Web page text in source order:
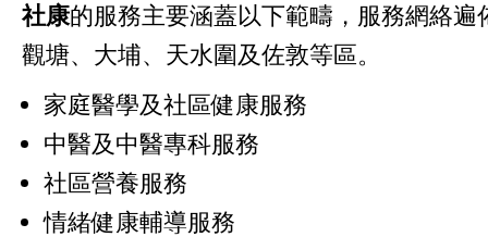
社康的服務主要涵蓋以下範疇，服務網絡遍
觀塘、大埔、天水圍及佐敦等區。
家庭醫學及社區健康服務
中醫及中醫專科服務
社區營養服務
情緒健康輔導服務